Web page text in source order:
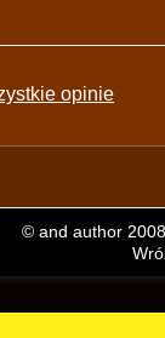
opinie
© and author